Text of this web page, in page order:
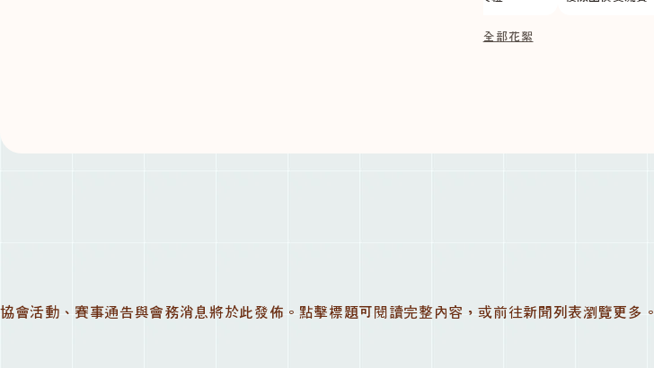
全部花絮
協會活動、賽事通告與會務消息將於此發佈。點擊標題可閱讀完整內容，或前往新聞列表瀏覽更多。